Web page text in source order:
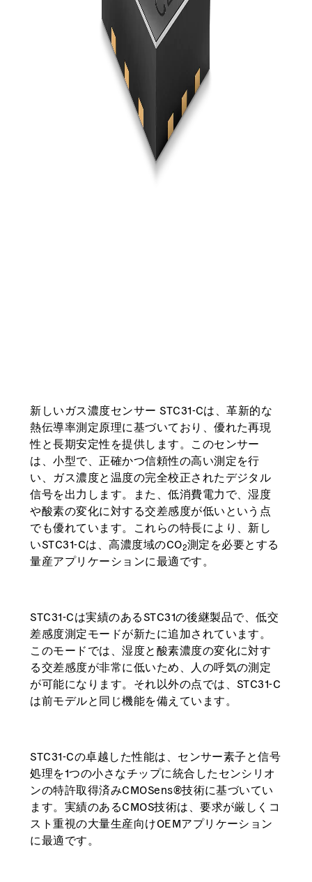
新しいガス濃度センサー STC31-Cは、革新的な
熱伝導率測定原理に基づいており、優れた再現
性と長期安定性を提供します。このセンサー
は、小型で、正確かつ信頼性の高い測定を行
い、ガス濃度と温度の完全校正されたデジタル
信号を出力します。また、低消費電力で、湿度
や酸素の変化に対する交差感度が低いという点
でも優れています。これらの特長により、新し
いSTC31-Cは、高濃度域のCO2測定を必要とする
量産アプリケーションに最適です。
STC31-Cは実績のあるSTC31の後継製品で、低交
差感度測定モードが新たに追加されています。
このモードでは、湿度と酸素濃度の変化に対す
る交差感度が非常に低いため、人の呼気の測定
が可能になります。それ以外の点では、STC31-C
は前モデルと同じ機能を備えています。
STC31-Cの卓越した性能は、センサー素子と信号
処理を1つの小さなチップに統合したセンシリオ
ンの特許取得済みCMOSens®技術に基づいてい
ます。実績のあるCMOS技術は、要求が厳しくコ
スト重視の大量生産向けOEMアプリケーション
に最適です。